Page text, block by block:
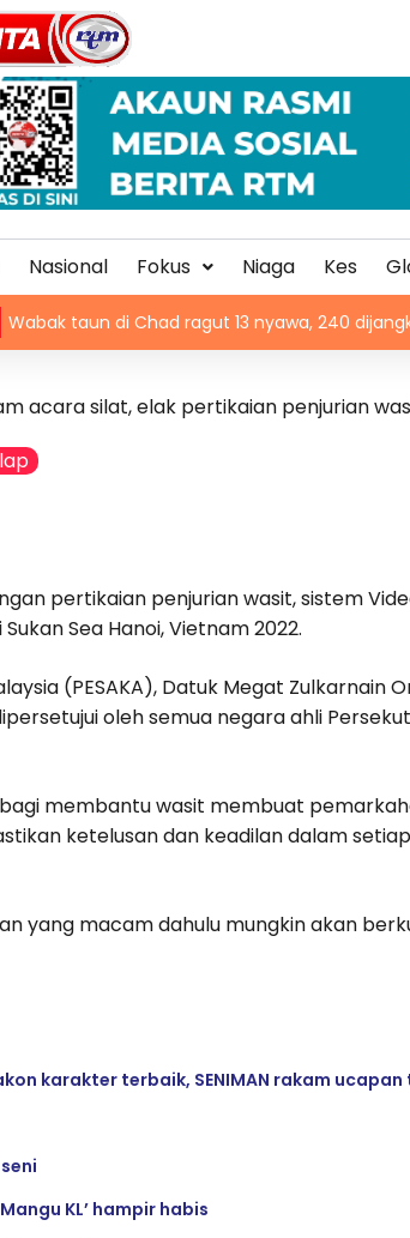
Nasional Fokus Niaga Kes
di Chad ragut 13 nyawa, 240 dijangkiti
acara silat, elak pertikaian penjurian
pertikaian penjurian wasit, sistem
Sea Hanoi, Vietnam 2022.
(PESAKA), Datuk Megat Zulkarnain
oleh semua negara ahli
membantu wasit membuat
ketelusan dan keadilan dalam
yang macam dahulu mungkin akan
karakter terbaik, SENIMAN rakam
KL’ hampir habis